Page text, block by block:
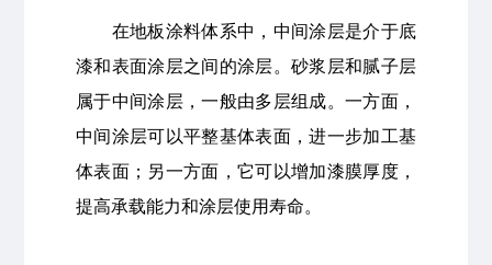
在地板涂料体系中，中间涂层是介于底
漆和表面涂层之间的涂层。砂浆层和腻子层
属于中间涂层，一般由多层组成。一方面，
中间涂层可以平整基体表面，进一步加工基
体表面；另一方面，它可以增加漆膜厚度，
提高承载能力和涂层使用寿命。